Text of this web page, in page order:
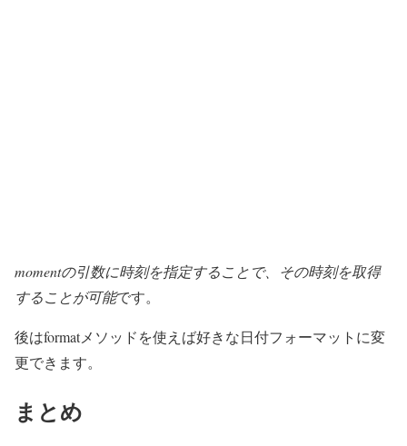
momentの引数に時刻を指定することで、その時刻を取得
することが可能です。
後はformatメソッドを使えば好きな日付フォーマットに変
更できます。
まとめ